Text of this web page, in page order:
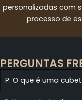
personalizadas com
processo de
PERGUNTAS
P: O que é uma